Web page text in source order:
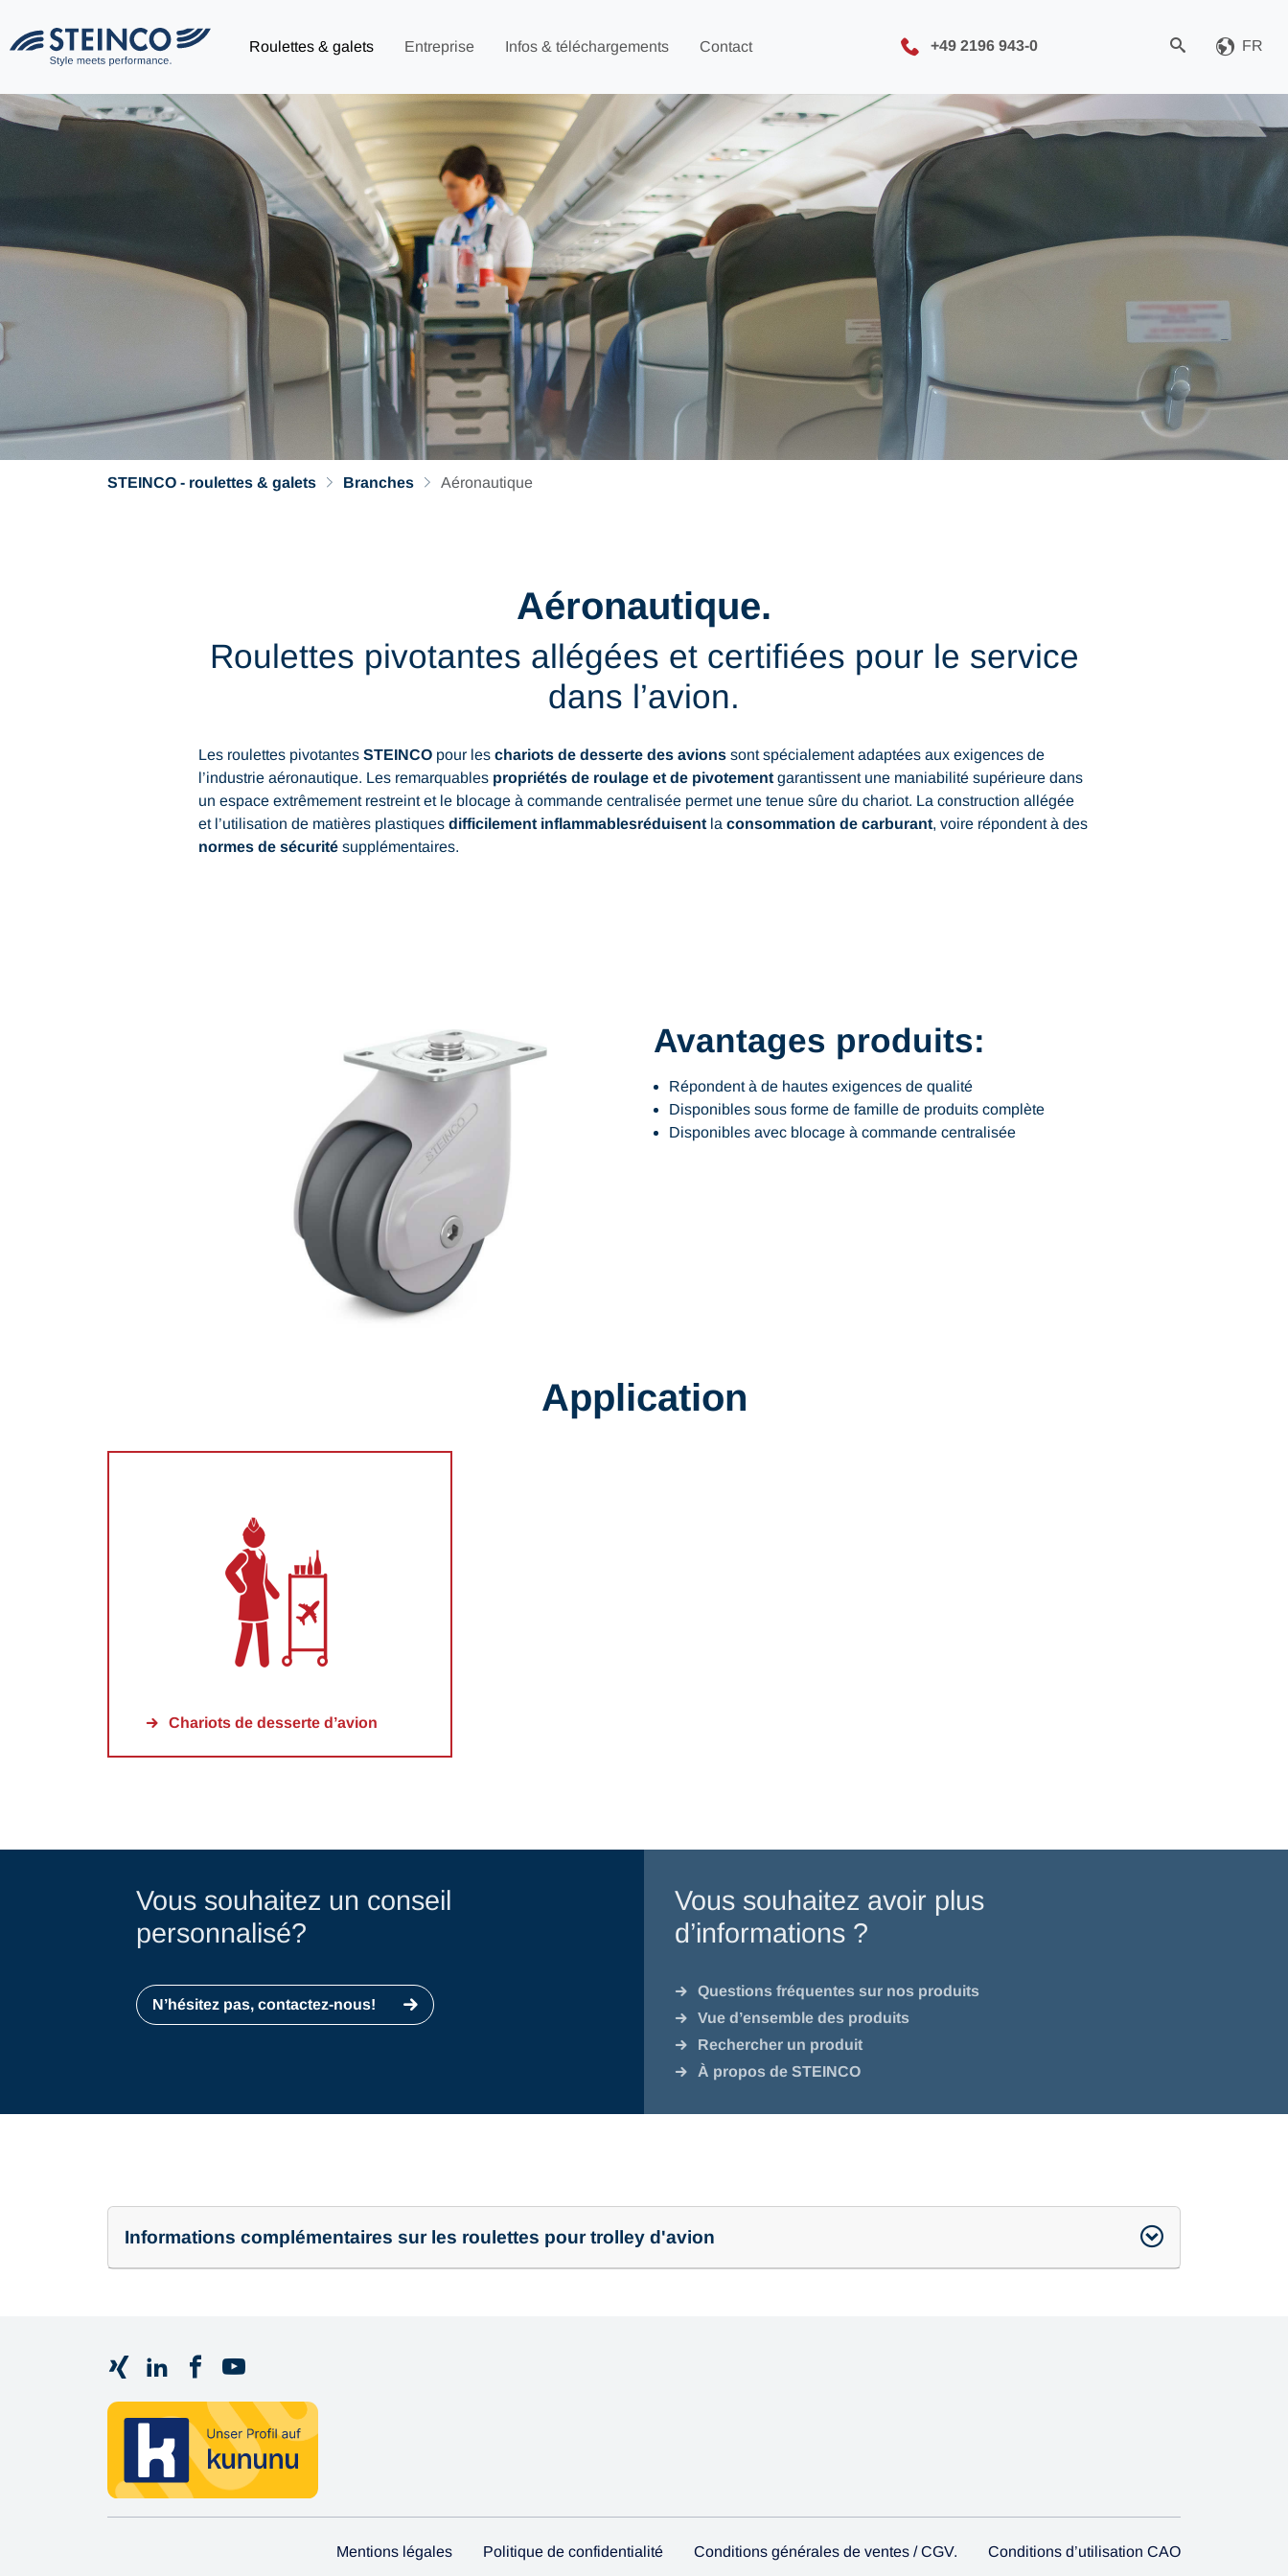
Roulettes & galets Entreprise Infos & téléchargements Contact +49 2196 943-0 FR
STEINCO - roulettes & galets Branches Aéronautique
Aéronautique.
Roulettes pivotantes allégées et certifiées pour le service
dans l’avion.
Les roulettes pivotantes STEINCO pour les chariots de desserte des avions sont spécialement adaptées aux exigences de
l’industrie aéronautique. Les remarquables propriétés de roulage et de pivotement garantissent une maniabilité supérieure dans
un espace extrêmement restreint et le blocage à commande centralisée permet une tenue sûre du chariot. La construction allégée
et l’utilisation de matières plastiques difficilement inflammablesréduisent la consommation de carburant, voire répondent à des
normes de sécurité supplémentaires.
Avantages produits:
Répondent à de hautes exigences de qualité
Disponibles sous forme de famille de produits complète
Disponibles avec blocage à commande centralisée
Application
Chariots de desserte d’avion
Vous souhaitez un conseil
personnalisé?
N’hésitez pas, contactez-nous!
Vous souhaitez avoir plus
d’informations ?
Questions fréquentes sur nos produits
Vue d’ensemble des produits
Rechercher un produit
À propos de STEINCO
Informations complémentaires sur les roulettes pour trolley d'avion
Mentions légales Politique de confidentialité Conditions générales de ventes / CGV. Conditions d’utilisation CAO